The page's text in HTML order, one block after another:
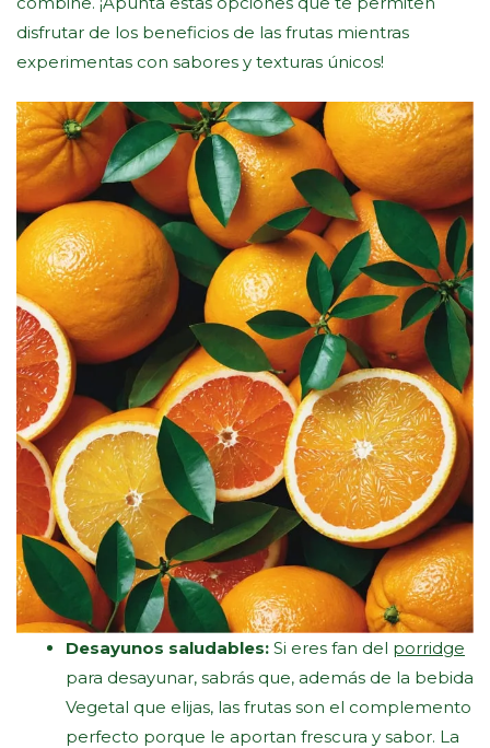
disfrutar de los beneficios de las frutas mientras
experimentas con sabores y texturas únicos!
Desayunos saludables: Si eres fan del porridge
para desayunar, sabrás que, además de la bebida
Vegetal que elijas, las frutas son el complemento
perfecto porque le aportan frescura y sabor. La